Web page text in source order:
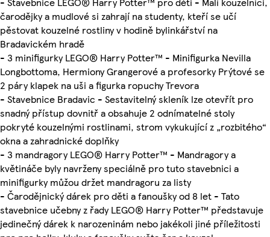
čarodějky a mudlové si zahrají na studenty, kteří se učí
pěstovat kouzelné rostliny v hodině bylinkářství na
Bradavickém hradě
- 3 minifigurky LEGO® Harry Potter™ - Minifigurka Nevilla
Longbottoma, Hermiony Grangerové a profesorky Prýtové se
2 páry klapek na uši a figurka ropuchy Trevora
- Stavebnice Bradavic - Sestavitelný skleník lze otevřít pro
snadný přístup dovnitř a obsahuje 2 odnímatelné stoly
pokryté kouzelnými rostlinami, strom vykukující z „rozbitého“
okna a zahradnické doplňky
- 3 mandragory LEGO® Harry Potter™ - Mandragory a
květináče byly navrženy speciálně pro tuto stavebnici a
minifigurky můžou držet mandragoru za listy
- Čarodějnický dárek pro děti a fanoušky od 8 let - Tato
stavebnice učebny z řady LEGO® Harry Potter™ představuje
jedinečný dárek k narozeninám nebo jakékoli jiné příležitosti